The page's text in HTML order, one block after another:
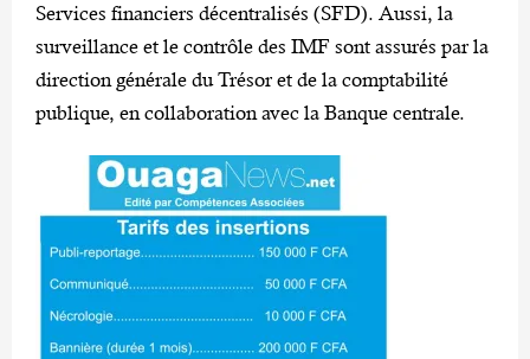
Services financiers décentralisés (SFD). Aussi, la
surveillance et le contrôle des IMF sont assurés par la
direction générale du Trésor et de la comptabilité
publique, en collaboration avec la Banque centrale.